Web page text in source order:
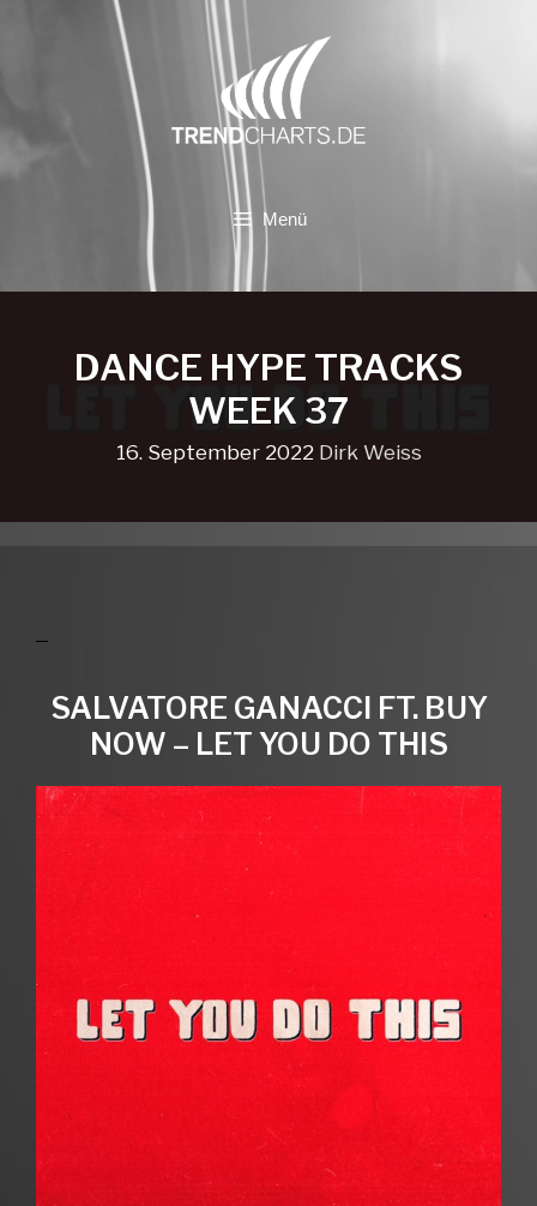
Menü
DANCE HYPE TRACKS
WEEK 37
16. September 2022 Dirk Weiss
SALVATORE GANACCI FT. BUY
NOW – LET YOU DO THIS